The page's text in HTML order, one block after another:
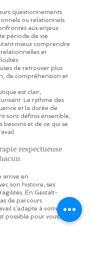
questionnements
ou relationnels
aux enjeux
période de vie
mieux comprendre
et
de retrouver plus
de compréhension et
est clair,
Le rythme des
et la durée de
sont définis ensemble,
besoins et de ce qui se
respectueuse
arrive en
son histoire, ses
En Gestalt-
de parcours
s’adapte à votre
possible pour vous, ici